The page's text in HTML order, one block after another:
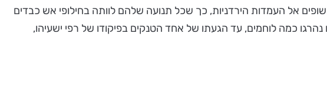
אל העמדות הירדניות, כך שכל תנועה שלהם לוותה בחילופי אש כבדים
כמה לוחמים, עד הגעתו של אחד הטנקים בפיקודו של רפי ישעיהו,